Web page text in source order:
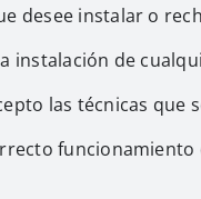
desee instalar o
instalación de
las técnicas que
funcionamiento